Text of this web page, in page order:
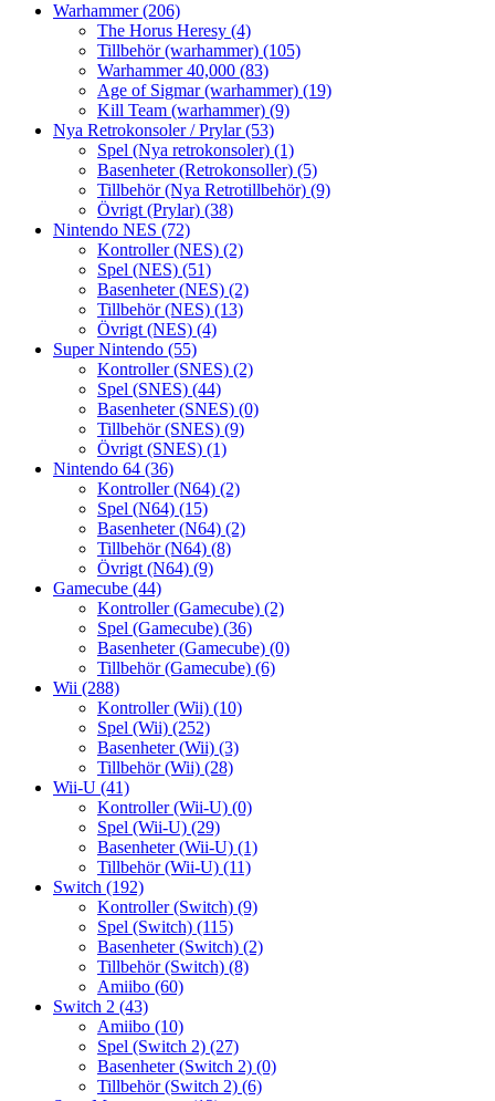
Warhammer(206)
The Horus Heresy (4)
Tillbehör (warhammer) (105)
Warhammer 40,000 (83)
Age of Sigmar (warhammer) (19)
Kill Team (warhammer) (9)
Nya Retrokonsoler / Prylar(53)
Spel (Nya retrokonsoler) (1)
Basenheter (Retrokonsoller) (5)
Tillbehör (Nya Retrotillbehör) (9)
Övrigt (Prylar) (38)
Nintendo NES (72)
Kontroller (NES) (2)
Spel (NES) (51)
Basenheter (NES) (2)
Tillbehör (NES) (13)
Övrigt (NES) (4)
Super Nintendo (55)
Kontroller (SNES) (2)
Spel (SNES) (44)
Basenheter (SNES) (0)
Tillbehör (SNES) (9)
Övrigt (SNES) (1)
Nintendo 64 (36)
Kontroller (N64) (2)
Spel (N64) (15)
Basenheter (N64) (2)
Tillbehör (N64) (8)
Övrigt (N64) (9)
Gamecube (44)
Kontroller (Gamecube) (2)
Spel (Gamecube) (36)
Basenheter (Gamecube) (0)
Tillbehör (Gamecube) (6)
Wii (288)
Kontroller (Wii) (10)
Spel (Wii) (252)
Basenheter (Wii) (3)
Tillbehör (Wii) (28)
Wii-U (41)
Kontroller (Wii-U) (0)
Spel (Wii-U) (29)
Basenheter (Wii-U) (1)
Tillbehör (Wii-U) (11)
Switch (192)
Kontroller (Switch) (9)
Spel (Switch) (115)
Basenheter (Switch) (2)
Tillbehör (Switch) (8)
Amiibo (60)
Switch 2 (43)
Amiibo (10)
Spel (Switch 2) (27)
Basenheter (Switch 2) (0)
Tillbehör (Switch 2) (6)